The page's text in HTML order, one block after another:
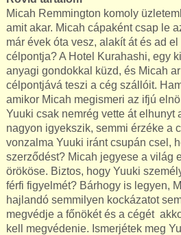
Micah Remmington komoly
amit akar. Micah cápaként csap le
már évek óta vesz, alakít át és ad
célpontja? A Hotel Kurahashi, egy
anyagi gondokkal küzd, és Micah
célpontjává teszi a cég szállóit.
amikor Micah megismeri az ifjú
Yuuki csak nemrég vette át
nagyon igyekszik, semmi érzéke a
vonzalma Yuuki iránt csupán csel,
szerződést? Micah jegyese a világ
örököse. Biztos, hogy Yuuki
férfi figyelmét? Bárhogy is legyen,
hajlandó semmilyen kockázatot
megvédje a főnökét és a cégét 
kell megvédenie. Ismerjétek meg